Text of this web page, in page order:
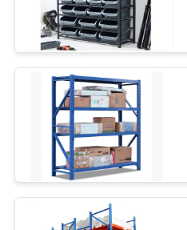
संपर्क
करें
उद्धरण
का